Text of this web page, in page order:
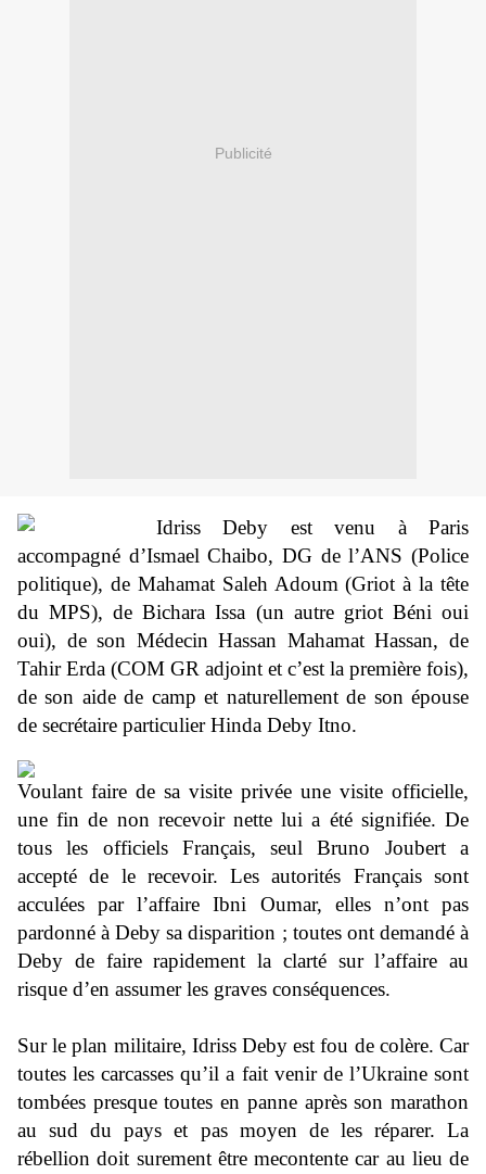
Publicité
Idriss Deby est venu à Paris
accompagné d’Ismael Chaibo, DG de l’ANS (Police
politique), de Mahamat Saleh Adoum (Griot à la tête
du MPS), de Bichara Issa (un autre griot Béni oui
oui), de son Médecin Hassan Mahamat Hassan, de
Tahir Erda (COM GR adjoint et c’est la première fois),
de son aide de camp et naturellement de son épouse
de secrétaire particulier Hinda Deby Itno.
Voulant faire de sa visite privée une visite officielle,
une fin de non recevoir nette lui a été signifiée. De
tous les officiels Français, seul Bruno Joubert a
accepté de le recevoir. Les autorités Français sont
acculées par l’affaire Ibni Oumar, elles n’ont pas
pardonné à Deby sa disparition ; toutes ont demandé à
Deby de faire rapidement la clarté sur l’affaire au
risque d’en assumer les graves conséquences.
Sur le plan militaire, Idriss Deby est fou de colère. Car
toutes les carcasses qu’il a fait venir de l’Ukraine sont
tombées presque toutes en panne après son marathon
au sud du pays et pas moyen de les réparer. La
rébellion doit surement être mecontente car au lieu de